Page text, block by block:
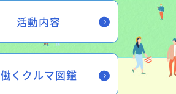
活動内容
働くクルマ図鑑